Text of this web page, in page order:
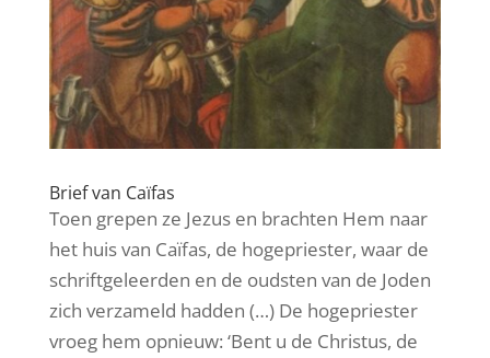
Brief van Caïfas
Toen grepen ze Jezus en brachten Hem naar
het huis van Caïfas, de hogepriester, waar de
schriftgeleerden en de oudsten van de Joden
zich verzameld hadden (…) De hogepriester
vroeg hem opnieuw: ‘Bent u de Christus, de